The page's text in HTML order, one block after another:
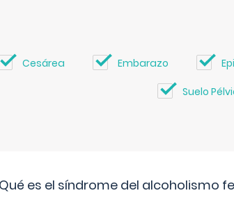
Cesárea Embarazo
Suelo
es el síndrome del alcoholismo